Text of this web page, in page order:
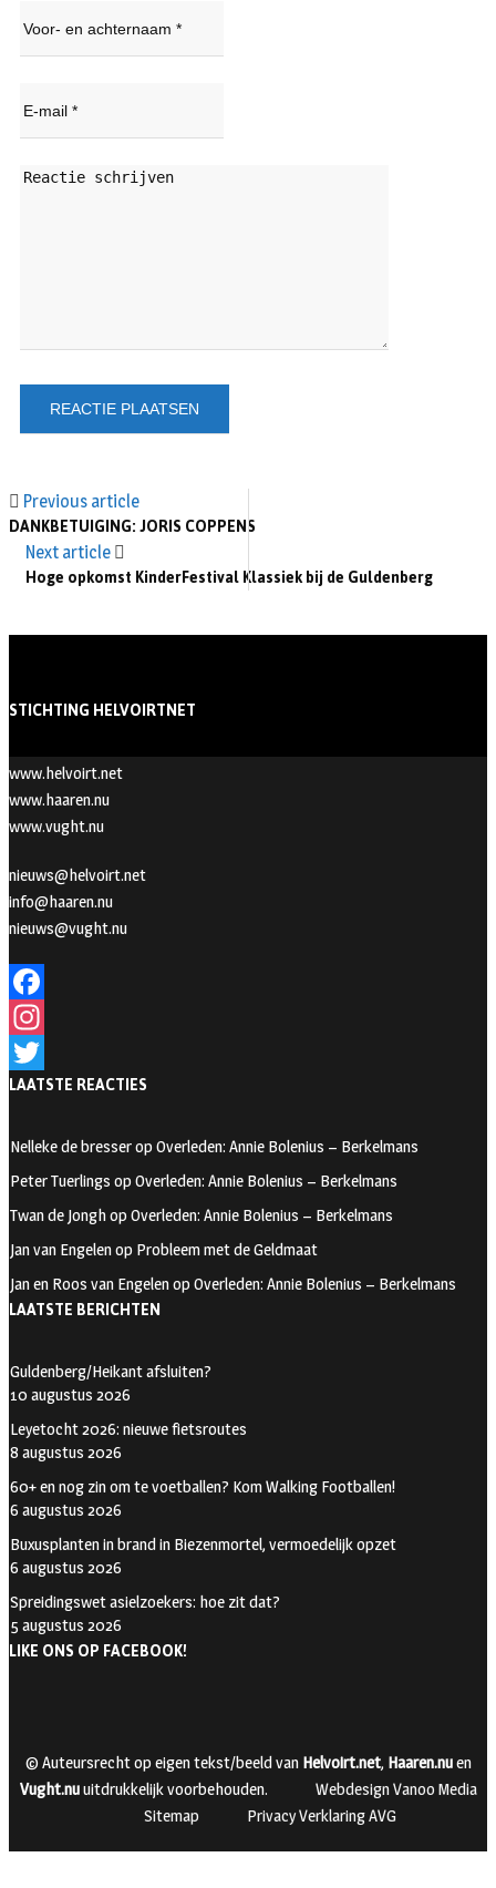
Previous article
DANKBETUIGING: JORIS COPPENS
Next article
Hoge opkomst KinderFestival Klassiek bij de Guldenberg
STICHTING HELVOIRTNET
www.helvoirt.net
www.haaren.nu
www.vught.nu
nieuws@helvoirt.net
info@haaren.nu
nieuws@vught.nu
F
a
c
b
o
k
n
t
a
r
a
T
i
t
e
r
LAATSTE REACTIES
Nelleke de bresserop Overleden: Annie Bolenius – Berkelmans
Peter Tuerlings op Overleden: Annie Bolenius – Berkelmans
Twan de Jonghop Overleden: Annie Bolenius – Berkelmans
Jan van Engelenop Probleem met de Geldmaat
Jan en Roos van Engelenop Overleden: Annie Bolenius – Berkelmans
LAATSTE BERICHTEN
Guldenberg/Heikant afsluiten?
10 augustus 2026
Leyetocht 2026: nieuwe fietsroutes
8 augustus 2026
60+ en nog zin om te voetballen? Kom Walking Footballen!
6 augustus 2026
Buxusplanten in brand in Biezenmortel, vermoedelijk opzet
6 augustus 2026
Spreidingswet asielzoekers: hoe zit dat?
5 augustus 2026
LIKE ONS OP FACEBOOK!
© Auteursrecht op eigen tekst/beeld van Helvoirt.net, Haaren.nuen
Vught.nuuitdrukkelijk voorbehouden.
Webdesign Vanoo Media
Sitemap
Privacy Verklaring AVG